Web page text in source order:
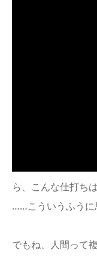
ら、こんな仕打ち
……こういうふうに
でもね、人間って